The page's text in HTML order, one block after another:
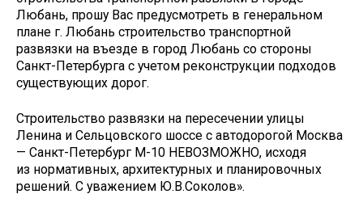
Любань, прошу Вас предусмотреть в генеральном
плане г. Любань строительство транспортной
развязки на въезде в город Любань со стороны
Санкт-Петербурга с учетом реконструкции подходов
существующих дорог.
Строительство развязки на пересечении улицы
Ленина и Сельцовского шоссе с автодорогой Москва
— Санкт-Петербург М-10 НЕВОЗМОЖНО, исходя
из нормативных, архитектурных и планировочных
решений. С уважением Ю.В.Соколов».